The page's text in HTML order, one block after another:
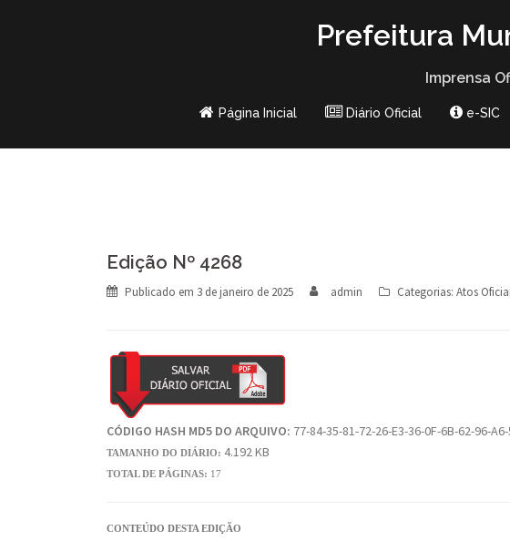
Prefeitura
Imprensa
Página Inicial Diário Oficial e-SIC
Edição Nº 4268
Publicado em 3 de janeiro de 2025 admin Categorias: Atos
CÓDIGO HASH MD5 DO ARQUIVO: 77-84-35-81-72-26-E3-36-0F-6B-62-96-A6-
TAMANHO DO DIÁRIO: 4.192 KB
TOTAL DE PÁGINAS: 17
CONTEÚDO DESTA EDIÇÃO